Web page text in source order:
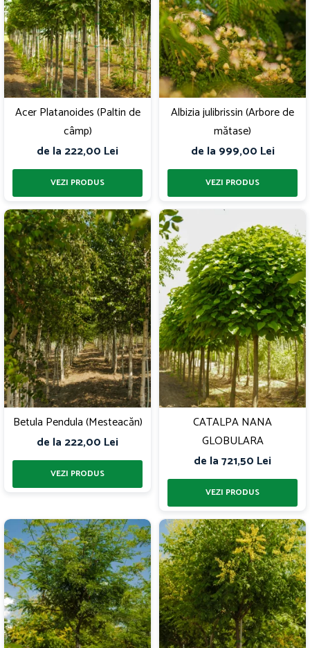
Acer Platanoides (Paltin de
câmp)
de la 222,00 Lei
Albizia julibrissin (Arbore de
mătase)
de la 999,00 Lei
Betula Pendula (Mesteacăn)
de la 222,00 Lei
CATALPA NANA
GLOBULARA
de la 721,50 Lei